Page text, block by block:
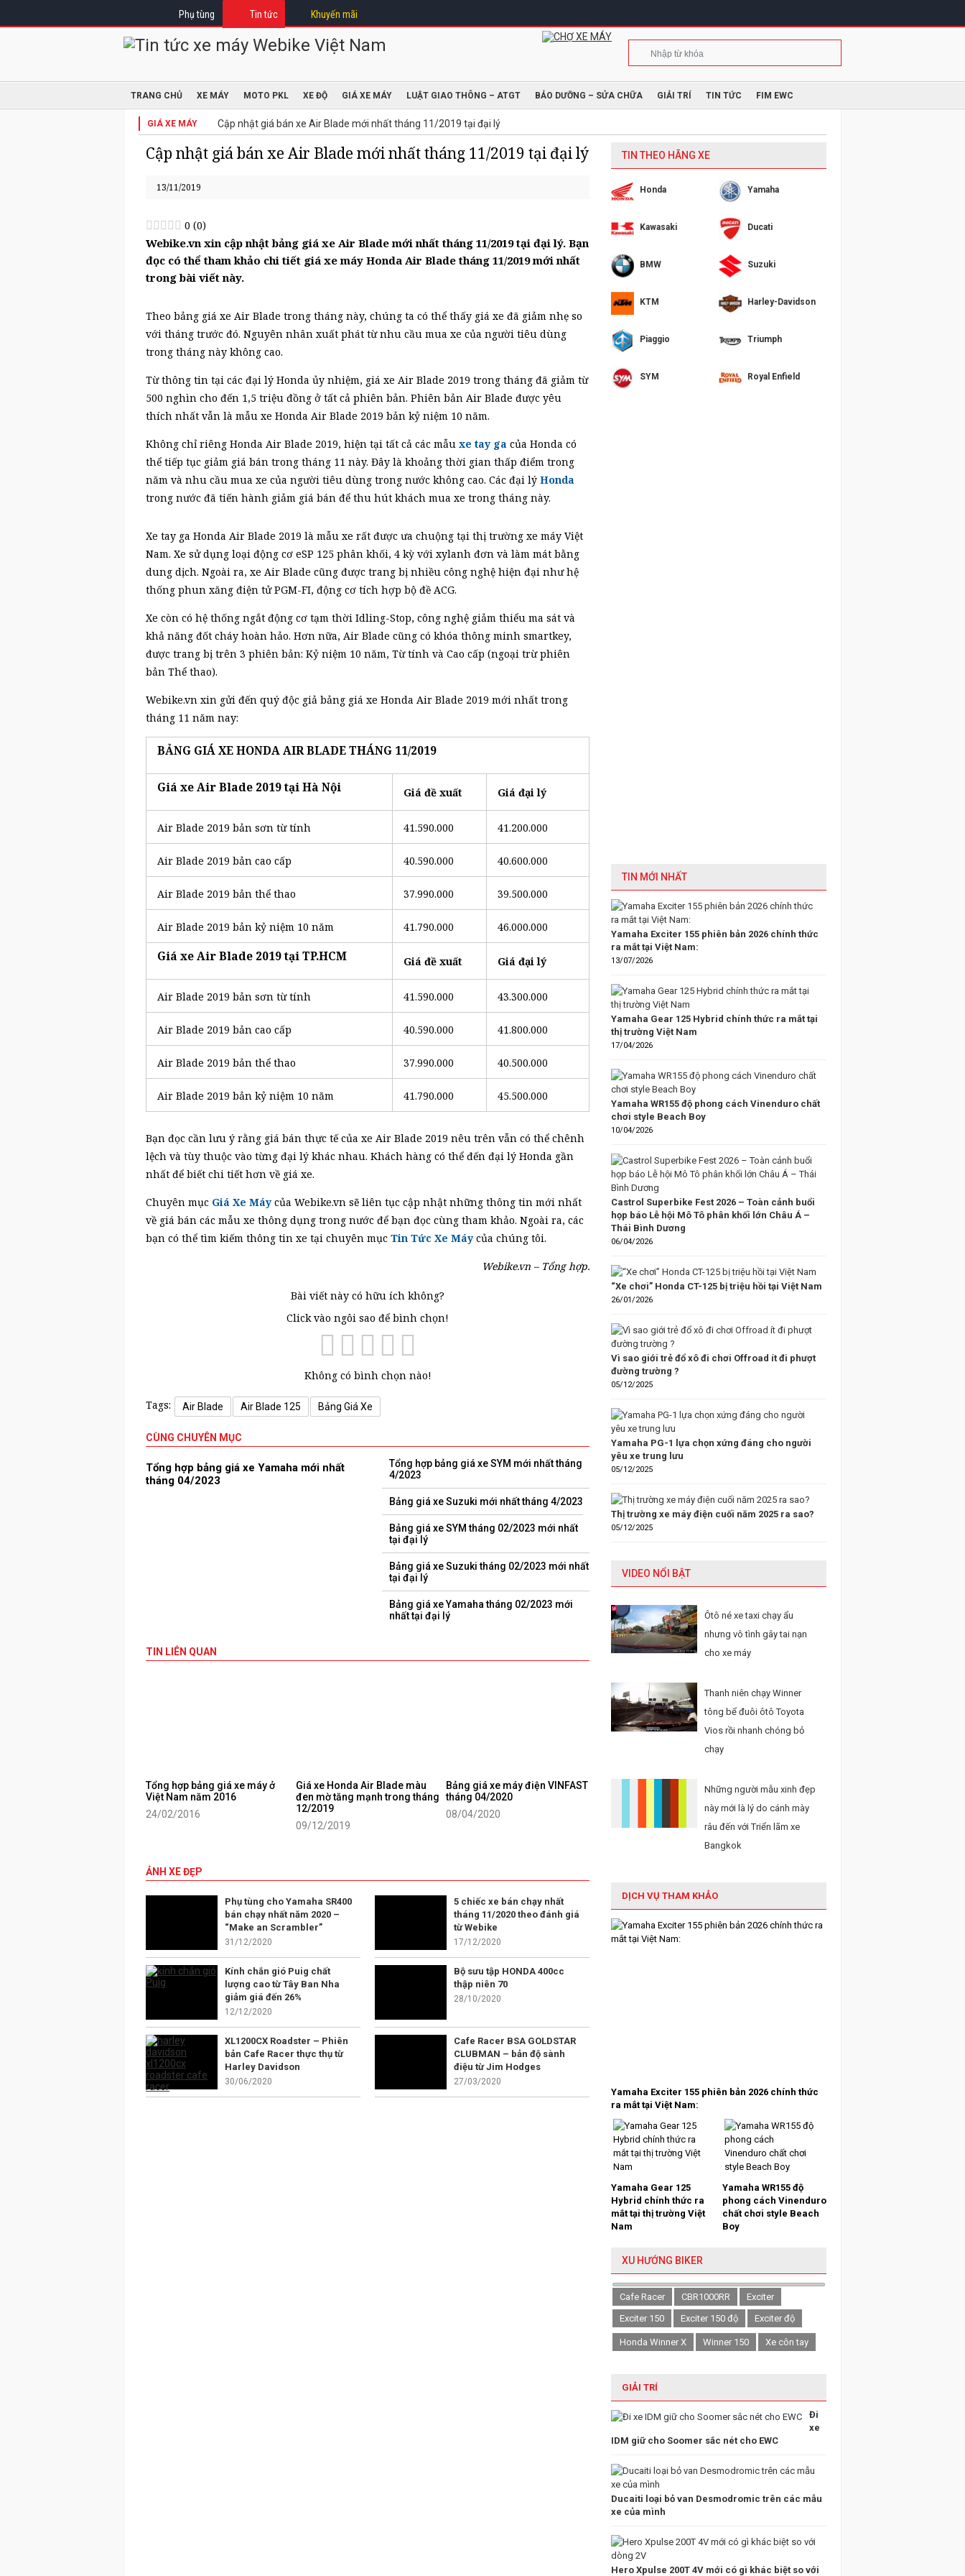
Phụ tùng Tin tức Khuyến mãi
TRANG CHỦ XE MÁY MOTO PKL XE ĐỘ GIÁ XE MÁY LUẬT GIAO THÔNG – ATGT BẢO DƯỠNG – SỬA CHỮA GIẢI TRÍ TIN TỨC FIM EWC
GIÁ XE MÁY Cập nhật giá bán xe Air Blade mới nhất tháng 11/2019 tại đại lý
Cập nhật giá bán xe Air Blade mới nhất tháng 11/2019 tại đại lý
13/11/2019
0 (0)
Webike.vn xin cập nhật bảng giá xe Air Blade mới nhất tháng 11/2019 tại đại lý. Bạn
đọc có thể tham khảo chi tiết giá xe máy Honda Air Blade tháng 11/2019 mới nhất
trong bài viết này.
Theo bảng giá xe Air Blade trong tháng này, chúng ta có thể thấy giá xe đã giảm nhẹ so
với tháng trước đó. Nguyên nhân xuất phát từ nhu cầu mua xe của người tiêu dùng
trong tháng này không cao.
Từ thông tin tại các đại lý Honda ủy nhiệm, giá xe Air Blade 2019 trong tháng đã giảm từ
500 nghìn cho đến 1,5 triệu đồng ở tất cả phiên bản. Phiên bản Air Blade được yêu
thích nhất vẫn là mẫu xe Honda Air Blade 2019 bản kỷ niệm 10 năm.
Không chỉ riêng Honda Air Blade 2019, hiện tại tất cả các mẫu xe tay ga của Honda có
thể tiếp tục giảm giá bán trong tháng 11 này. Đây là khoảng thời gian thấp điểm trong
năm và nhu cầu mua xe của người tiêu dùng trong nước không cao. Các đại lý Honda
trong nước đã tiến hành giảm giá bán để thu hút khách mua xe trong tháng này.
Xe tay ga Honda Air Blade 2019 là mẫu xe rất được ưa chuộng tại thị trường xe máy Việt
Nam. Xe sử dụng loại động cơ eSP 125 phân khối, 4 kỳ với xylanh đơn và làm mát bằng
dung dịch. Ngoài ra, xe Air Blade cũng được trang bị nhiều công nghệ hiện đại như hệ
thống phun xăng điện tử PGM-FI, động cơ tích hợp bộ đề ACG.
Xe còn có hệ thống ngắt động cơ tạm thời Idling-Stop, công nghệ giảm thiểu ma sát và
khả năng đốt cháy hoàn hảo. Hơn nữa, Air Blade cũng có khóa thông minh smartkey,
được trang bị trên 3 phiên bản: Kỷ niệm 10 năm, Từ tính và Cao cấp (ngoại trừ phiên
bản Thể thao).
Webike.vn xin gửi đến quý độc giả bảng giá xe Honda Air Blade 2019 mới nhất trong
tháng 11 năm nay:
BẢNG GIÁ XE HONDA AIR BLADE THÁNG 11/2019
Giá xe Air Blade 2019 tại Hà Nội Giá đề xuất Giá đại lý
Air Blade 2019 bản sơn từ tính 41.590.000 41.200.000
Air Blade 2019 bản cao cấp 40.590.000 40.600.000
Air Blade 2019 bản thể thao 37.990.000 39.500.000
Air Blade 2019 bản kỷ niệm 10 năm 41.790.000 46.000.000
Giá xe Air Blade 2019 tại TP.HCM Giá đề xuất Giá đại lý
Air Blade 2019 bản sơn từ tính 41.590.000 43.300.000
Air Blade 2019 bản cao cấp 40.590.000 41.800.000
Air Blade 2019 bản thể thao 37.990.000 40.500.000
Air Blade 2019 bản kỷ niệm 10 năm 41.790.000 45.500.000
Bạn đọc cần lưu ý rằng giá bán thực tế của xe Air Blade 2019 nêu trên vẫn có thể chênh
lệch và tùy thuộc vào từng đại lý khác nhau. Khách hàng có thể đến đại lý Honda gần
nhất để biết chi tiết hơn về giá xe.
Chuyên mục Giá Xe Máycủa Webike.vn sẽ liên tục cập nhật những thông tin mới nhất
về giá bán các mẫu xe thông dụng trong nước để bạn đọc cùng tham khảo. Ngoài ra, các
bạn có thể tìm kiếm thông tin xe tại chuyên mục Tin Tức Xe Máycủa chúng tôi.
Webike.vn – Tổng hợp.
Bài viết này có hữu ích không?
Click vào ngôi sao để bình chọn!
Không có bình chọn nào!
Tags: Air Blade Air Blade 125 Bảng Giá Xe
CÙNG CHUYÊN MỤC
Tổng hợp bảng giá xe Yamaha mới nhất
tháng 04/2023
Tổng hợp bảng giá xe SYM mới nhất tháng
4/2023
Bảng giá xe Suzuki mới nhất tháng 4/2023
Bảng giá xe SYM tháng 02/2023 mới nhất
tại đại lý
Bảng giá xe Suzuki tháng 02/2023 mới nhất
tại đại lý
Bảng giá xe Yamaha tháng 02/2023 mới
nhất tại đại lý
TIN LIÊN QUAN
Tổng hợp bảng giá xe máy ở
Việt Nam năm 2016
24/02/2016
Giá xe Honda Air Blade màu
đen mờ tăng mạnh trong tháng
12/2019
09/12/2019
Bảng giá xe máy điện VINFAST
tháng 04/2020
08/04/2020
ẢNH XE ĐẸP
Phụ tùng cho Yamaha SR400
bán chạy nhất năm 2020 –
“Make an Scrambler”
31/12/2020
5 chiếc xe bán chạy nhất
tháng 11/2020 theo đánh giá
từ Webike
17/12/2020
Kính chắn gió Puig chất
lượng cao từ Tây Ban Nha
giảm giá đến 26%
12/12/2020
Bộ sưu tập HONDA 400cc
thập niên 70
28/10/2020
XL1200CX Roadster – Phiên
bản Cafe Racer thực thụ từ
Harley Davidson
30/06/2020
Cafe Racer BSA GOLDSTAR
CLUBMAN – bản độ sành
điệu từ Jim Hodges
27/03/2020
TIN THEO HÃNG XE
Honda Yamaha
Kawasaki Ducati
BMW Suzuki
KTM Harley-Davidson
Piaggio Triumph
SYM Royal Enfield
TIN MỚI NHẤT
Yamaha Exciter 155 phiên bản 2026 chính thức
ra mắt tại Việt Nam:
13/07/2026
Yamaha Gear 125 Hybrid chính thức ra mắt tại
thị trường Việt Nam
17/04/2026
Yamaha WR155 độ phong cách Vinenduro chất
chơi style Beach Boy
10/04/2026
Castrol Superbike Fest 2026 – Toàn cảnh buổi
họp báo Lễ hội Mô Tô phân khối lớn Châu Á –
Thái Bình Dương
06/04/2026
“Xe chơi” Honda CT-125 bị triệu hồi tại Việt Nam
26/01/2026
Vì sao giới trẻ đổ xô đi chơi Offroad ít đi phượt
đường trường ?
05/12/2025
Yamaha PG-1 lựa chọn xứng đáng cho người
yêu xe trung lưu
05/12/2025
Thị trường xe máy điện cuối năm 2025 ra sao?
05/12/2025
VIDEO NỔI BẬT
Ôtô né xe taxi chạy ẩu
nhưng vô tình gây tai nạn
cho xe máy
Thanh niên chạy Winner
tông bể đuôi ôtô Toyota
Vios rồi nhanh chóng bỏ
chạy
Những người mẫu xinh đẹp
này mới là lý do cánh mày
râu đến với Triển lãm xe
Bangkok
DỊCH VỤ THAM KHẢO
Yamaha Exciter 155 phiên bản 2026 chính thức
ra mắt tại Việt Nam:
Yamaha Gear 125
Hybrid chính thức ra
mắt tại thị trường Việt
Nam
Yamaha WR155 độ
phong cách Vinenduro
chất chơi style Beach
Boy
XU HƯỚNG BIKER
Cafe Racer CBR1000RR
Exciter
Exciter 150
Exciter 150 độ Exciter độ
Honda Winner X Winner 150 Xe côn tay
GIẢI TRÍ
Đi
xe
IDM giữ cho Soomer sắc nét cho EWC
Ducaiti loại bỏ van Desmodromic trên các mẫu
xe của mình
Hero Xpulse 200T 4V mới có gì khác biệt so với